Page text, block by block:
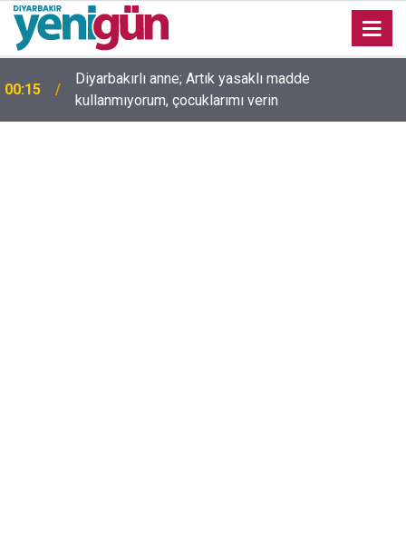
00:15
Diyarbakırlı anne; Artık yasaklı madde
kullanmıyorum, çocuklarımı verin
00:05
Mesut Çokur yazdı; Gelecek Yolda mı Kaldı?